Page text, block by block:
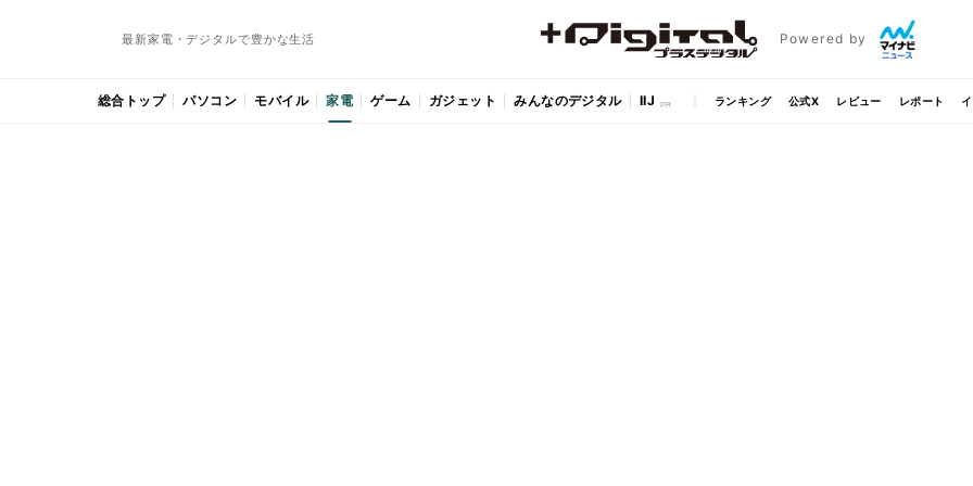
最新家電・デジタルで豊かな生活 Powered by
総合トップ パソコン モバイル 家電 ゲーム ガジェット みんなのデジタル IIJ ランキング 公式X レビュー レポート